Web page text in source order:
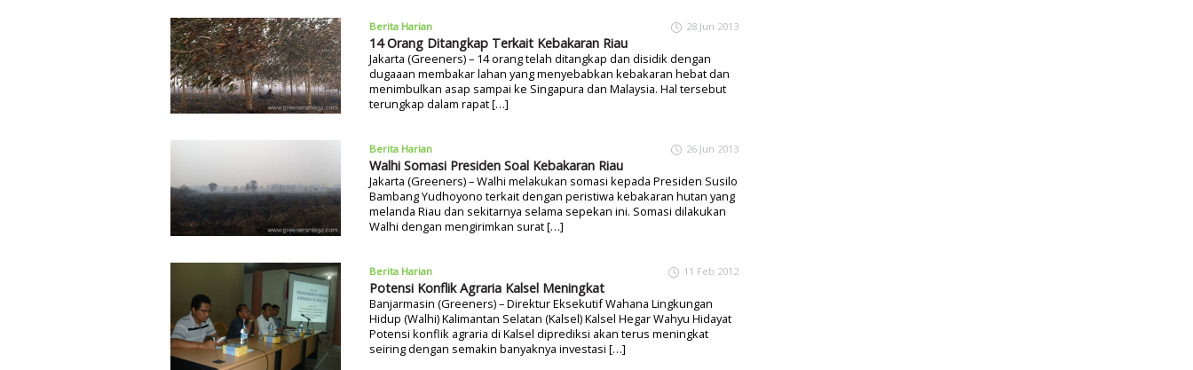
Berita Harian 28 Jun 2013
14 Orang Ditangkap Terkait Kebakaran Riau
Jakarta (Greeners) – 14 orang telah ditangkap dan disidik dengan
dugaaan membakar lahan yang menyebabkan kebakaran hebat dan
menimbulkan asap sampai ke Singapura dan Malaysia. Hal tersebut
terungkap dalam rapat […]
Berita Harian 26 Jun 2013
Walhi Somasi Presiden Soal Kebakaran Riau
Jakarta (Greeners) – Walhi melakukan somasi kepada Presiden Susilo
Bambang Yudhoyono terkait dengan peristiwa kebakaran hutan yang
melanda Riau dan sekitarnya selama sepekan ini. Somasi dilakukan
Walhi dengan mengirimkan surat […]
Berita Harian 11 Feb 2012
Potensi Konflik Agraria Kalsel Meningkat
Banjarmasin (Greeners) – Direktur Eksekutif Wahana Lingkungan
Hidup (Walhi) Kalimantan Selatan (Kalsel) Kalsel Hegar Wahyu Hidayat
Potensi konflik agraria di Kalsel diprediksi akan terus meningkat
seiring dengan semakin banyaknya investasi […]